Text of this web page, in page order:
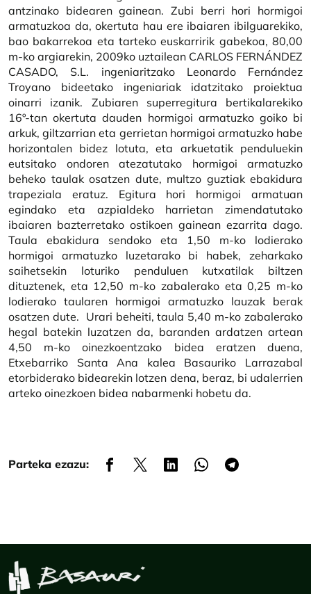
antzinako bidearen gainean. Zubi berri hori hormigoi
armatuzkoa da, okertuta hau ere ibaiaren ibilguarekiko,
bao bakarrekoa eta tarteko euskarririk gabekoa, 80,00
m-ko argiarekin, 2009ko uztailean CARLOS FERNÁNDEZ
CASADO, S.L. ingeniaritzako Leonardo Fernández
Troyano bideetako ingeniariak idatzitako proiektua
oinarri izanik. Zubiaren superregitura bertikalarekiko
16º-tan okertuta dauden hormigoi armatuzko goiko bi
arkuk, giltzarrian eta gerrietan hormigoi armatuzko habe
horizontalen bidez lotuta, eta arkuetatik penduluekin
eutsitako ondoren atezatutako hormigoi armatuzko
beheko taulak osatzen dute, multzo guztiak ebakidura
trapeziala eratuz. Egitura hori hormigoi armatuan
egindako eta azpialdeko harrietan zimendatutako
ibaiaren bazterretako ostikoen gainean ezarrita dago.
Taula ebakidura sendoko eta 1,50 m-ko lodierako
hormigoi armatuzko luzetarako bi habek, zeharkako
saihetsekin loturiko penduluen kutxatilak biltzen
dituztenek, eta 12,50 m-ko zabalerako eta 0,25 m-ko
lodierako taularen hormigoi armatuzko lauzak berak
osatzen dute. Urari beheiti, taula 5,40 m-ko zabalerako
hegal batekin luzatzen da, baranden ardatzen artean
4,50 m-ko oinezkoentzako bidea eratzen duena,
Etxebarriko Santa Ana kalea Basauriko Larrazabal
etorbiderako bidearekin lotzen dena, beraz, bi udalerrien
arteko oinezkoen bidea nabarmenki hobetu da.
Parteka ezazu: